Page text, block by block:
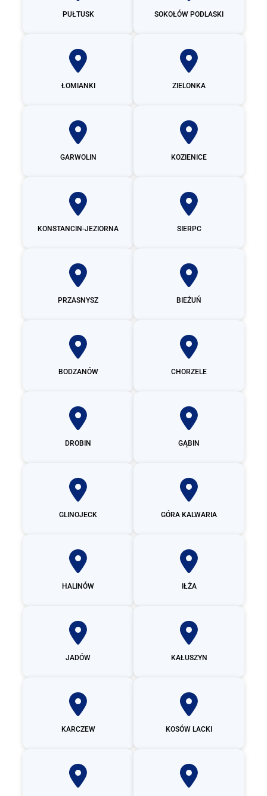
PUŁTUSK SOKOŁÓW PODLASKI
ŁOMIANKI ZIELONKA
GARWOLIN KOZIENICE
KONSTANCIN-JEZIORNA SIERPC
PRZASNYSZ BIEŻUŃ
BODZANÓW CHORZELE
DROBIN GĄBIN
GLINOJECK GÓRA KALWARIA
HALINÓW IŁŻA
JADÓW KAŁUSZYN
KARCZEW KOSÓW LACKI